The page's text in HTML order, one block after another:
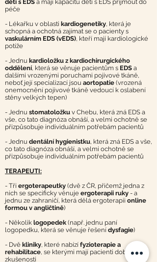
děti s EDS a mají kapacitu děti s EDS přijmout do
péče
- Lékařku v oblasti kardiogenetiky, která je
schopná a ochotná zajímat se o pacienty s
vaskulárním EDS (vEDS), kteří mají kardiologické
potíže
- Jednu kardioložku z kardiochirurgického
oddělení, která se věnuje pacientům s EDS a
dalšími vrozenými poruchami pojivové tkáně,
neboť její specializací jsou aortopatie (vrozená
onemocnění pojivové tkáně vedoucí k oslabení
stěny velkých tepen)
- Jednu stomatoložku v Chebu, která zná EDS a
vše, co tato diagnóza obnáší, a velmi ochotně se
přizpůsobuje individuálním potřebám pacientů
- Jednu dentální hygienistku, která zná EDS a vše,
co tato diagnóza obnáší, a velmi ochotně se
přizpůsobuje individuálním potřebám pacientů
TERAPEUTI:
- Tři ergoterapeutky (dvě z ČR, přičemž jedna z
nich se specificky věnuje ergoterapii ruky - a
jednu ze zahraničí, která dělá ergoterapii online
formou v angličtině)
- Několik logopedek (např. jednu paní
logopedku, která se věnuje řešení dysfagie)
- Dvě kliniky, které nabízí fyzioterapie a
rehabilitace, se kterými mají pacienti dobré
zkušenosti